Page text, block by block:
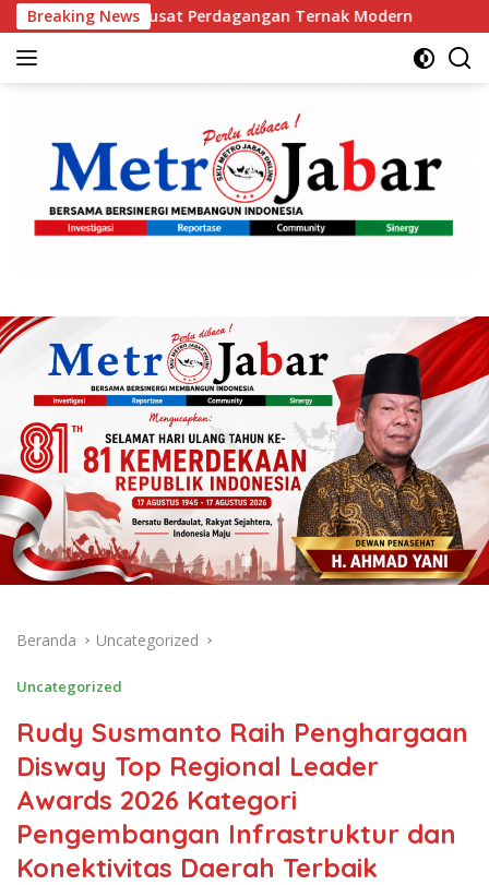
Langsung
ke
konten
Breaking NewsTernak Modern Orang Tua Keluhkan
Beranda Uncategorized
Uncategorized
Rudy Susmanto Raih Penghargaan
Disway Top Regional Leader
Awards 2026 Kategori
Pengembangan Infrastruktur dan
Konektivitas Daerah Terbaik